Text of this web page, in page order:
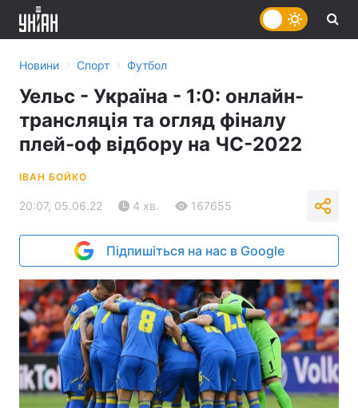
Новини › Спорт › Футбол
Уельс - Україна - 1:0: онлайн-
трансляція та огляд фіналу
плей-оф відбору на ЧС-2022
ІВАН БОЙКО
20:07, 05.06.22 4 хв. 167655
Підпишіться на нас в Google